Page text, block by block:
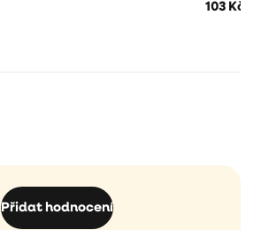
103 Kč
Přidat hodnocení